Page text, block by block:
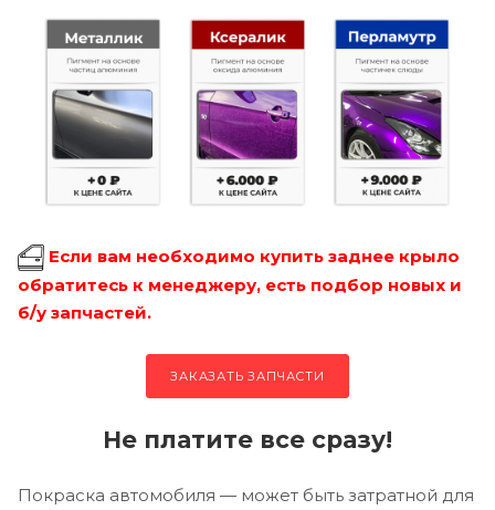
Если вам необходимо купить заднее крыло
обратитесь к менеджеру, есть подбор новых и
б/у запчастей.
ЗАКАЗАТЬ ЗАПЧАСТИ
Не платите все сразу!
Покраска автомобиля — может быть затратной для